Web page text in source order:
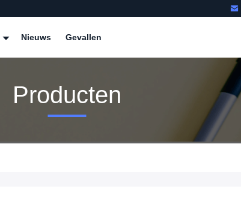
Nieuws Gevallen
Producten